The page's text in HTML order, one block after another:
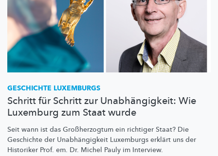
GESCHICHTE LUXEMBURGS
Schritt für Schritt zur Unabhängigkeit: Wie
Luxemburg zum Staat wurde
Seit wann ist das Großherzogtum ein richtiger Staat? Die
Geschichte der Unabhängigkeit Luxemburgs erklärt uns der
Historiker Prof. em. Dr. Michel Pauly im Interview.